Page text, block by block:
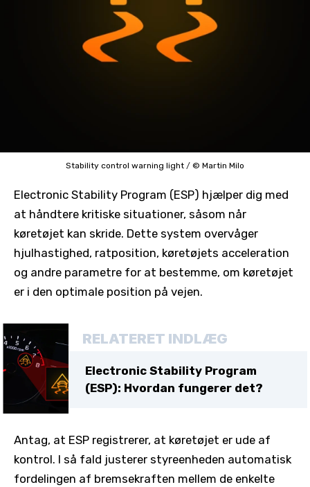
Stability control warning light / © Martin Milo
Electronic Stability Program (ESP) hjælper dig med
at håndtere kritiske situationer, såsom når
køretøjet kan skride. Dette system overvåger
hjulhastighed, ratposition, køretøjets acceleration
og andre parametre for at bestemme, om køretøjet
er i den optimale position på vejen.
RELATERET INDLÆG
Electronic Stability Program
(ESP): Hvordan fungerer det?
Antag, at ESP registrerer, at køretøjet er ude af
kontrol. I så fald justerer styreenheden automatisk
fordelingen af bremsekraften mellem de enkelte